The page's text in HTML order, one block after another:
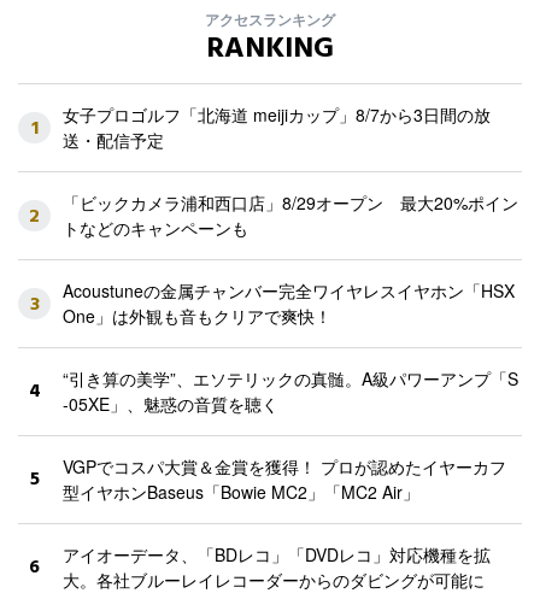
アクセスランキング
RANKING
1
女子プロゴルフ「北海道 meijiカップ」8/7から3日間の放
送・配信予定
2
「ビックカメラ浦和西口店」8/29オープン 最大20%ポイン
トなどのキャンペーンも
3
Acoustuneの金属チャンバー完全ワイヤレスイヤホン「HSX
One」は外観も音もクリアで爽快！
4
“引き算の美学”、エソテリックの真髄。A級パワーアンプ「S
-05XE」、魅惑の音質を聴く
5
VGPでコスパ大賞＆金賞を獲得！ プロが認めたイヤーカフ
型イヤホンBaseus「Bowie MC2」「MC2 Air」
6
アイオーデータ、「BDレコ」「DVDレコ」対応機種を拡
大。各社ブルーレイレコーダーからのダビングが可能に